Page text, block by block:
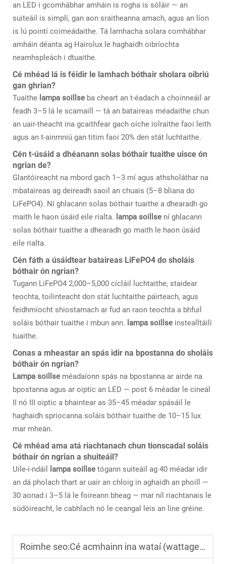
an LED i gcomhábhar amháin is rogha is sóláir — an
suiteáil is simplí, gan aon sraitheanna amach, agus an líon
is lú pointí coimeádaithe. Tá lamhacha solara comhábhar
amháin déanta ag Hairolux le haghaidh oibríochta
neamhspleách i dtuaithe.
Cé mhéad lá is féidir le lamhach bóthair sholara oibriú
gan ghrian?
Tuaithe lampa soillse ba cheart an t-éadach a choinneáil ar
feadh 3–5 lá le scamaill — tá an bataireas méadaithe chun
an uair-theacht ina gcaithfear gach oíche iolraithe faoi leith
agus an t-ainmniú gan titim faoi 20% den stát luchtaithe.
Cén t-úsáid a dhéanann solas bóthair tuaithe uisce ón
ngrian de?
Glantóireacht na mbord gach 1–3 mí agus athsholáthar na
mbataireas ag deireadh saoil an chuais (5–8 bliana do
LiFePO4). Ní ghlacann solas bóthair tuaithe a dhearadh go
maith le haon úsáid eile rialta. lampa soillse ní ghlacann
solas bóthair tuaithe a dhearadh go maith le haon úsáid
eile rialta.
Cén fáth a úsáidtear bataireas LiFePO4 do sholáis
bóthair ón ngrian?
Tugann LiFePO4 2,000–5,000 cícláil luchtaithe, staidear
teochta, toilinteacht don stát luchtaithe páirteach, agus
feidhmíocht shiostamach ar fud an raon teochta a bhfuil
soláis bóthair tuaithe i mbun ann. lampa soillse instealltáilí
tuaithe.
Conas a mheastar an spás idir na bpostanna do sholáis
bóthair ón ngrian?
Lampa soillse méadaíonn spás na bpostanna ar airde na
bpostanna agus ar oiptic an LED — post 6 méadar le cineál
II nó III oiptic a bhaintear as 35–45 méadar spásáil le
haghaidh spriocanna soláis bóthair tuaithe de 10–15 lux
mar mheán.
Cé mhéad ama atá riachtanach chun tionscadal soláis
bóthair ón ngrian a shuiteáil?
Uile-i-ndáil lampa soillse tógann suiteáil ag 40 méadar idir
an dá pholach thart ar uair an chloig in aghaidh an phoill —
30 aonad i 3–5 lá le foireann bheag — mar níl riachtanais le
súdóireacht, le cabhlach nó le ceangal leis an líne gréine.
Roimhe seo:Cé acmhainn ina wataí (wattage) a bheidh oiriúnach do thaisceán solair amuigh don áit stáilíochta?